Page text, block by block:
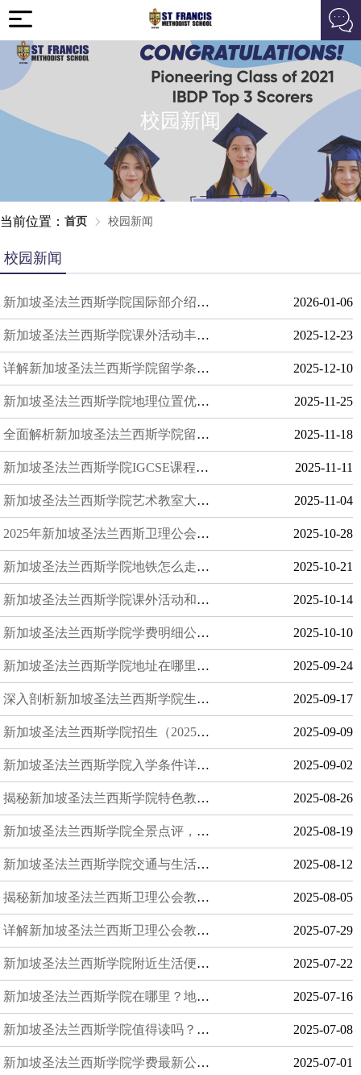
校园新闻
当前位置： 首页 校园新闻
校园新闻
新加坡圣法兰西斯学院国际部介绍：招生条件与课程优势 2026-01-06
新加坡圣法兰西斯学院课外活动丰富吗？学生体验分享揭示多彩校园生活 2025-12-23
详解新加坡圣法兰西斯学院留学条件与办理流程，助您顺利入学 2025-12-10
新加坡圣法兰西斯学院地理位置优势深度解析 2025-11-25
全面解析新加坡圣法兰西斯学院留学费用：学费与生活费详尽分析 2025-11-18
新加坡圣法兰西斯学院IGCSE课程介绍与优势全面解析 2025-11-11
新加坡圣法兰西斯学院艺术教室大公开：课程设置 2025-11-04
2025年新加坡圣法兰西斯卫理公会教会学校国际招生政策全解析 2025-10-28
新加坡圣法兰西斯学院地铁怎么走？公交+地铁攻略详解 2025-10-21
新加坡圣法兰西斯学院课外活动和竞赛成果一览 2025-10-14
新加坡圣法兰西斯学院学费明细公布：小学到高中费用全览 2025-10-10
新加坡圣法兰西斯学院地址在哪里？地图定位与交通指引详解 2025-09-24
深入剖析新加坡圣法兰西斯学院生源结构，揭秘国际化教育的魅力 2025-09-17
新加坡圣法兰西斯学院招生（2025年版）：全面解析助力顺利入学 2025-09-09
新加坡圣法兰西斯学院入学条件详解：学历与语言要求全方位解析 2025-09-02
揭秘新加坡圣法兰西斯学院特色教育项目优势 2025-08-26
新加坡圣法兰西斯学院全景点评，揭秘卓越学术与缤纷校园生活 2025-08-19
新加坡圣法兰西斯学院交通与生活指南，出行便捷+配套齐全 2025-08-12
揭秘新加坡圣法兰西斯卫理公会教会学校学生人数与班级规模的独特优势 2025-08-05
详解新加坡圣法兰西斯卫理公会教会学校报名步骤，助力国内学生顺利入学 2025-07-29
新加坡圣法兰西斯学院附近生活便利吗？实用指南全解析 2025-07-22
新加坡圣法兰西斯学院在哪里？地图与导航全指南 2025-07-16
新加坡圣法兰西斯学院值得读吗？权威分析与深度解读 2025-07-08
新加坡圣法兰西斯学院学费最新公布解析 2025-07-01